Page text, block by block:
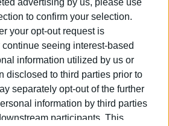
to confirm your selection.
your opt-out request is
seeing interest-based
information utilized by us or
disclosed to third parties prior to
separately opt-out of the further
information by third parties
participants. This
Ενημέρωση από το
ευθύνης. Ειδικεύεται στις
το ελεύθερο και το